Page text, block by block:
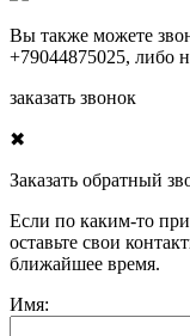
Вы также можете
+79044875025, либо
заказать звонок
✖
Заказать обратный
Если по каким-то
оставьте свои
ближайшее время.
Имя: